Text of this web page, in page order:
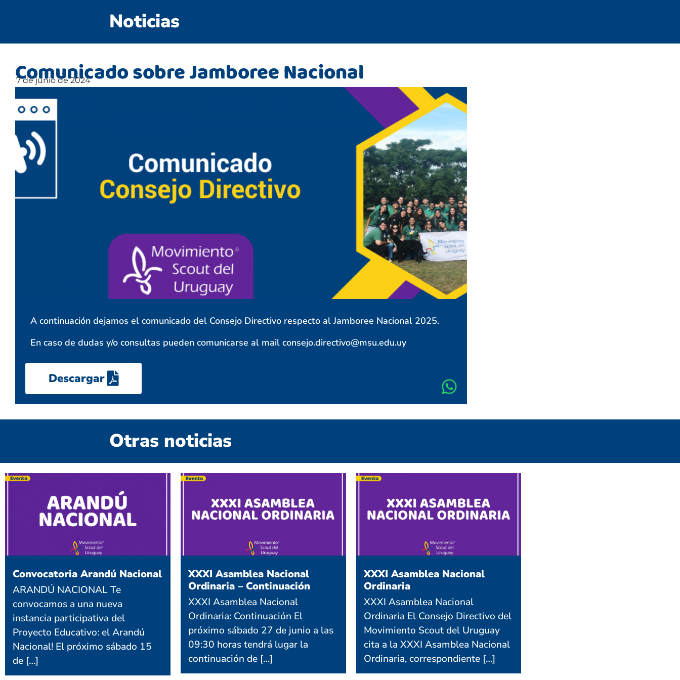
Noticias
Comunicado sobre Jamboree Nacional
7 de junio de 2024
A continuación dejamos el comunicado del Consejo Directivo respecto al Jamboree Nacional 2025.
En caso de dudas y/o consultas pueden comunicarse al mail consejo.directivo@msu.edu.uy
Descargar
Otras noticias
Convocatoria Arandú Nacional
ARANDÚ NACIONAL Te
convocamos a una nueva
instancia participativa del
Proyecto Educativo: el Arandú
Nacional! El próximo sábado 15
de […]
XXXI Asamblea Nacional
Ordinaria – Continuación
XXXI Asamblea Nacional
Ordinaria: Continuación El
próximo sábado 27 de junio a las
09:30 horas tendrá lugar la
continuación de […]
XXXI Asamblea Nacional
Ordinaria
XXXI Asamblea Nacional
Ordinaria El Consejo Directivo del
Movimiento Scout del Uruguay
cita a la XXXI Asamblea Nacional
Ordinaria, correspondiente […]